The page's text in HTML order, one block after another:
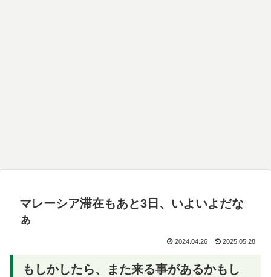
マレーシア滞在もあと3日、いよいよだな
ぁ
2024.04.26 2025.05.28
もしかしたら、また来る事があるかもし